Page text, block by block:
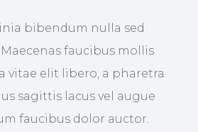
bibendum nulla sed
faucibus mollis
vitae elit libero, a pharetra
sagittis lacus vel augue
faucibus dolor auctor.